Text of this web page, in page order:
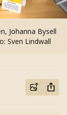
Johanna Bysell
Sven Lindwall